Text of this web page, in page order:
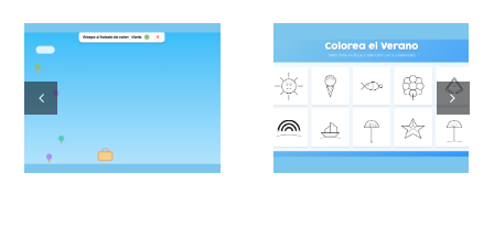
Atrapa el helado
Colorea el
verano